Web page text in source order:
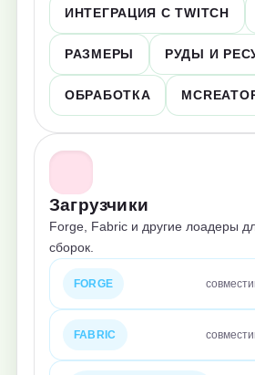
ИНТЕГРАЦИЯ С TWITCH
РАЗМЕРЫ РУДЫ И
ОБРАБОТКА
Загрузчики
Forge, Fabric и другие лоадеры
сборок.
FORGE
FABRIC